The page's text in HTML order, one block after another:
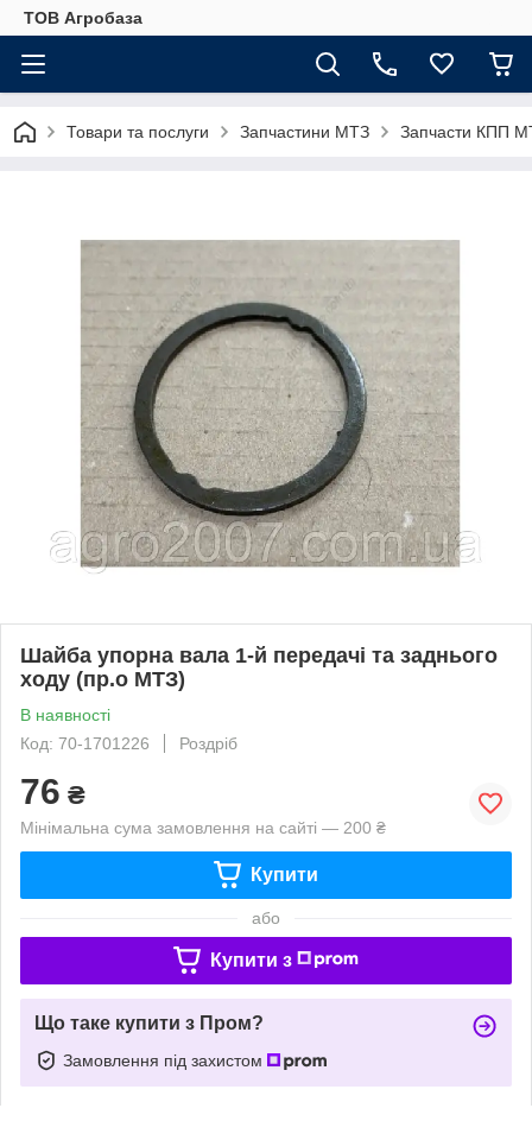
ТОВ Агробаза
Товари та послуги Запчастини МТЗ Запчасти КПП
Шайба упорна вала 1-й передачі та заднього
ходу (пр.о МТЗ)
В наявності
Код: 70-1701226
Роздріб
76 ₴
Мінімальна сума замовлення на сайті — 200 ₴
Купити
або
Купити з
Що таке купити з Пром?
Замовлення під захистом